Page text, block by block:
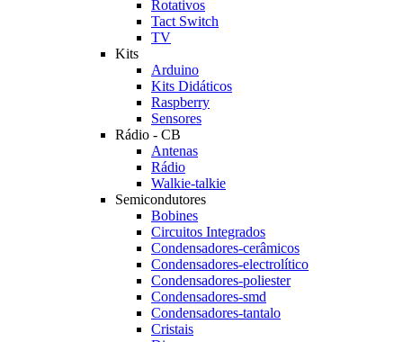
Rotativos
Tact Switch
TV
Kits
Arduino
Kits Didáticos
Raspberry
Sensores
Rádio - CB
Antenas
Rádio
Walkie-talkie
Semicondutores
Bobines
Circuitos Integrados
Condensadores-cerâmicos
Condensadores-electrolítico
Condensadores-poliester
Condensadores-smd
Condensadores-tantalo
Cristais